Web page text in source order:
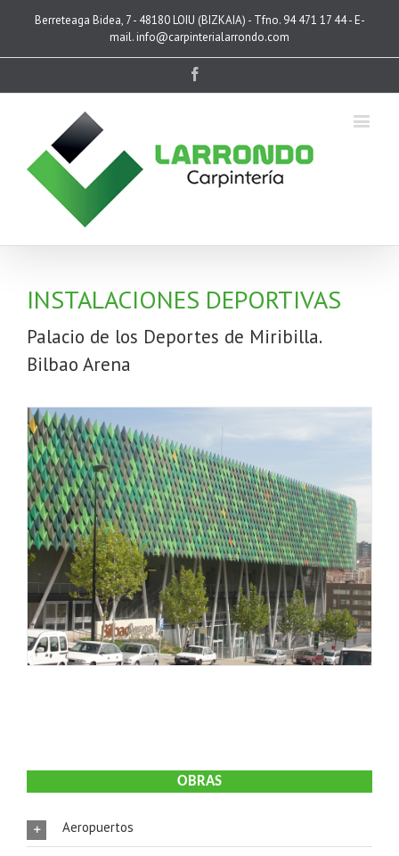
Berreteaga Bidea, 7 - 48180 LOIU (BIZKAIA) - Tfno. 94 471 17 44 - E-
mail. info@carpinterialarrondo.com
INSTALACIONES DEPORTIVAS
Palacio de los Deportes de Miribilla.
Bilbao Arena
OBRAS
Aeropuertos